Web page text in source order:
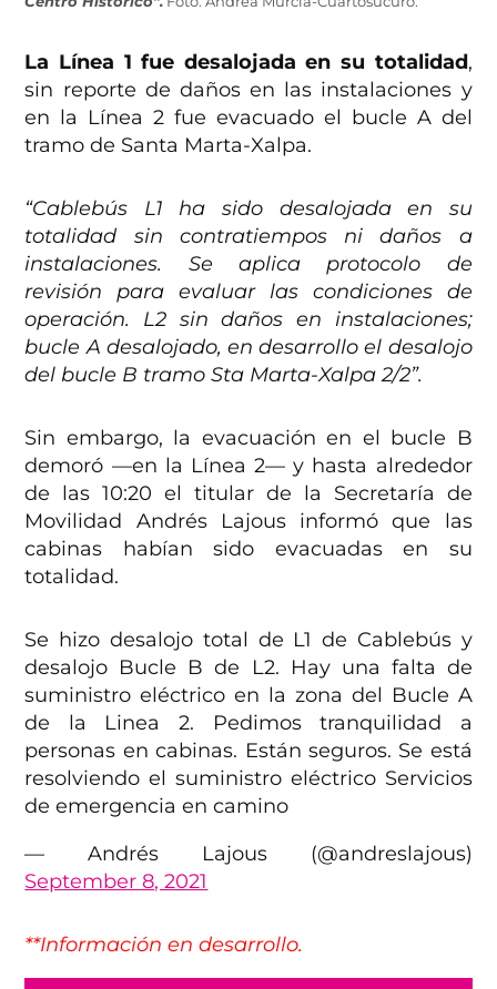
La Línea 1 fue desalojada en su totalidad,
sin reporte de daños en las instalaciones y
en la Línea 2 fue evacuado el bucle A del
tramo de Santa Marta-Xalpa.
“Cablebús L1 ha sido desalojada en su
totalidad sin contratiempos ni daños a
instalaciones. Se aplica protocolo de
revisión para evaluar las condiciones de
operación. L2 sin daños en instalaciones;
bucle A desalojado, en desarrollo el desalojo
del bucle B tramo Sta Marta-Xalpa 2/2”.
Sin embargo, la evacuación en el bucle B
demoró —en la Línea 2— y hasta alrededor
de las 10:20 el titular de la Secretaría de
Movilidad Andrés Lajous informó que las
cabinas habían sido evacuadas en su
totalidad.
Se hizo desalojo total de L1 de Cablebús y
desalojo Bucle B de L2. Hay una falta de
suministro eléctrico en la zona del Bucle A
de la Linea 2. Pedimos tranquilidad a
personas en cabinas. Están seguros. Se está
resolviendo el suministro eléctrico Servicios
de emergencia en camino
— Andrés Lajous (@andreslajous)
September 8, 2021
**Información en desarrollo.